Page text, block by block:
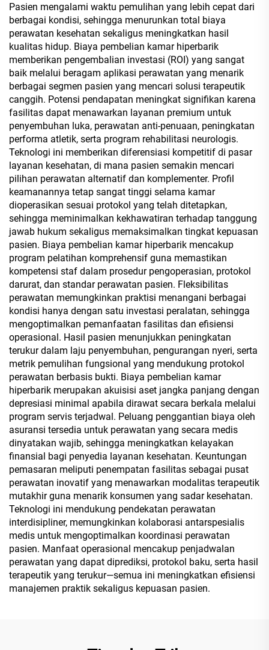
Pasien mengalami waktu pemulihan yang lebih cepat dari
berbagai kondisi, sehingga menurunkan total biaya
perawatan kesehatan sekaligus meningkatkan hasil
kualitas hidup. Biaya pembelian kamar hiperbarik
memberikan pengembalian investasi (ROI) yang sangat
baik melalui beragam aplikasi perawatan yang menarik
berbagai segmen pasien yang mencari solusi terapeutik
canggih. Potensi pendapatan meningkat signifikan karena
fasilitas dapat menawarkan layanan premium untuk
penyembuhan luka, perawatan anti-penuaan, peningkatan
performa atletik, serta program rehabilitasi neurologis.
Teknologi ini memberikan diferensiasi kompetitif di pasar
layanan kesehatan, di mana pasien semakin mencari
pilihan perawatan alternatif dan komplementer. Profil
keamanannya tetap sangat tinggi selama kamar
dioperasikan sesuai protokol yang telah ditetapkan,
sehingga meminimalkan kekhawatiran terhadap tanggung
jawab hukum sekaligus memaksimalkan tingkat kepuasan
pasien. Biaya pembelian kamar hiperbarik mencakup
program pelatihan komprehensif guna memastikan
kompetensi staf dalam prosedur pengoperasian, protokol
darurat, dan standar perawatan pasien. Fleksibilitas
perawatan memungkinkan praktisi menangani berbagai
kondisi hanya dengan satu investasi peralatan, sehingga
mengoptimalkan pemanfaatan fasilitas dan efisiensi
operasional. Hasil pasien menunjukkan peningkatan
terukur dalam laju penyembuhan, pengurangan nyeri, serta
metrik pemulihan fungsional yang mendukung protokol
perawatan berbasis bukti. Biaya pembelian kamar
hiperbarik merupakan akuisisi aset jangka panjang dengan
depresiasi minimal apabila dirawat secara berkala melalui
program servis terjadwal. Peluang penggantian biaya oleh
asuransi tersedia untuk perawatan yang secara medis
dinyatakan wajib, sehingga meningkatkan kelayakan
finansial bagi penyedia layanan kesehatan. Keuntungan
pemasaran meliputi penempatan fasilitas sebagai pusat
perawatan inovatif yang menawarkan modalitas terapeutik
mutakhir guna menarik konsumen yang sadar kesehatan.
Teknologi ini mendukung pendekatan perawatan
interdisipliner, memungkinkan kolaborasi antarspesialis
medis untuk mengoptimalkan koordinasi perawatan
pasien. Manfaat operasional mencakup penjadwalan
perawatan yang dapat diprediksi, protokol baku, serta hasil
terapeutik yang terukur—semua ini meningkatkan efisiensi
manajemen praktik sekaligus kepuasan pasien.